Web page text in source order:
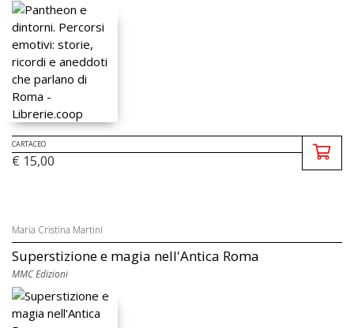
CARTACEO
€ 15,00
Maria Cristina Martini
Superstizione e magia nell'Antica Roma
MMC Edizioni